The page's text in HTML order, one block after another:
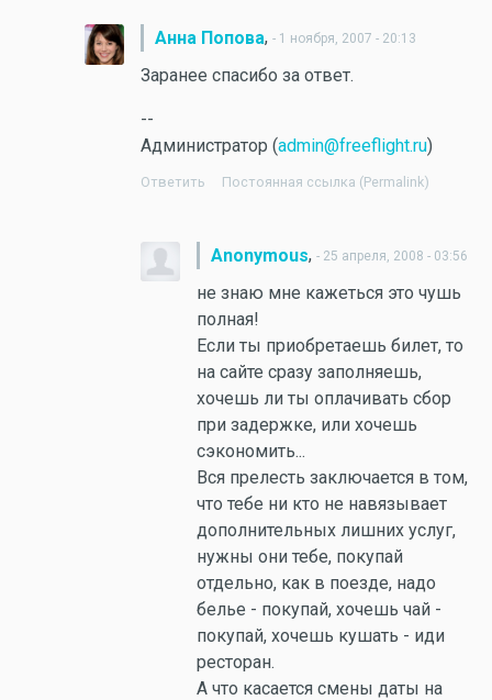
Анна Попова, - 1 ноября, 2007 - 20:13
Заранее спасибо за ответ.
--
Администратор (admin@freeflight.ru)
Ответить Постоянная ссылка (Permalink)
Anonymous, - 25 апреля, 2008 - 03:56
не знаю мне кажеться это чушь
полная!
Если ты приобретаешь билет, то
на сайте сразу заполняешь,
хочешь ли ты оплачивать сбор
при задержке, или хочешь
сэкономить...
Вся прелесть заключается в том,
что тебе ни кто не навязывает
дополнительных лишних услуг,
нужны они тебе, покупай
отдельно, как в поезде, надо
белье - покупай, хочешь чай -
покупай, хочешь кушать - иди
ресторан.
А что касается смены даты на